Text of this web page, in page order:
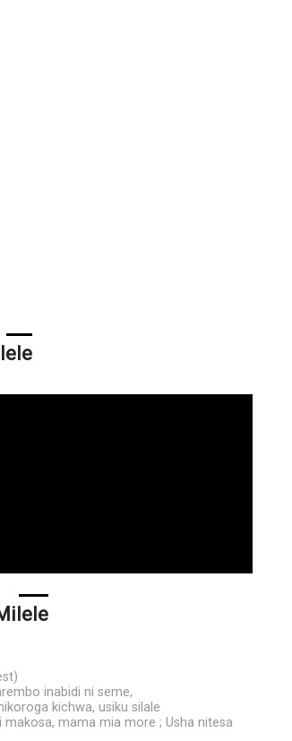
inabidi ni seme,
kichwa, usiku silale
makosa, mama mia more ; Usha nitesa